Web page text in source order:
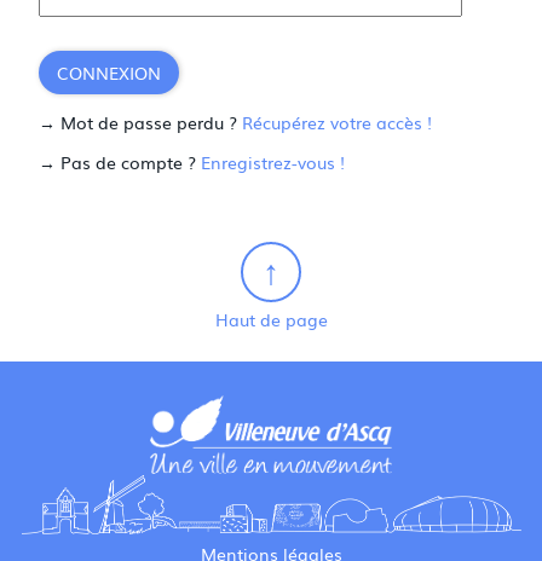
CONNEXION
→ Mot de passe perdu ? Récupérez votre accès !
→ Pas de compte ? Enregistrez-vous !
Haut de page
Mentions légales